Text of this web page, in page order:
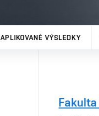
APLIKOVANÉ VÝSLEDKY